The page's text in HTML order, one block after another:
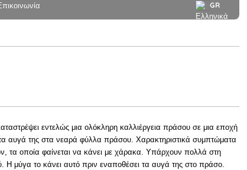
GR
εντελώς μια ολόκληρη καλλιέργεια πράσου σε μια εποχή
αυγά της στα νεαρά φύλλα πράσου. Χαρακτηριστικά συμπτώματα
τα οποία φαίνεται να κάνει με χάρακα. Υπάρχουν πολλά στη
Η μύγα το κάνει αυτό πριν εναποθέσει τα αυγά της στο πράσο.